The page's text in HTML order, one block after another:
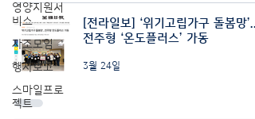
영양지원서
비스
자조모임
행사보고
스마일프로
젝트
[전라일보] ‘위기고립가구 돌봄망’…
전주형 ‘온도플러스’ 가동
3월 24일